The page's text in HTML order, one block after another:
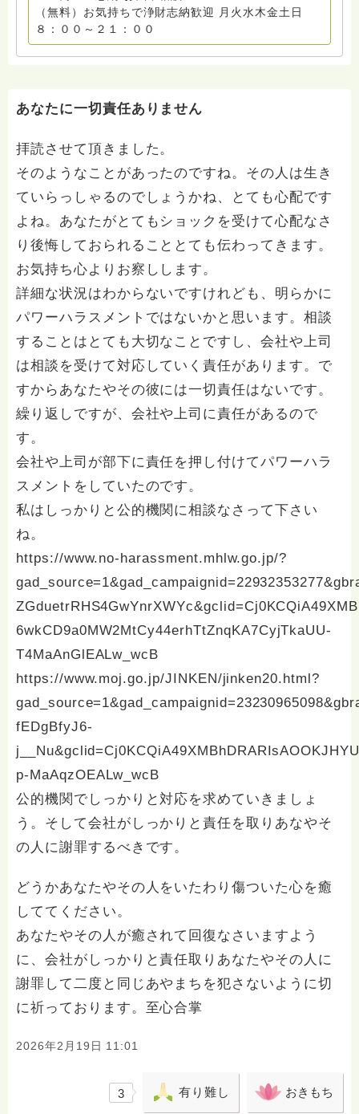
（無料）お気持ちで浄財志納歓迎 月火水木金土日
８：００～２１：００
あなたに一切責任ありません
拝読させて頂きました。
そのようなことがあったのですね。その人は生き
ていらっしゃるのでしょうかね、とても心配です
よね。あなたがとてもショックを受けて心配なさ
り後悔しておられることとても伝わってきます。
お気持ち心よりお察しします。
詳細な状況はわからないですけれども、明らかに
パワーハラスメントではないかと思います。相談
することはとても大切なことですし、会社や上司
は相談を受けて対応していく責任があります。で
すからあなたやその彼には一切責任はないです。
繰り返しですが、会社や上司に責任があるので
す。
会社や上司が部下に責任を押し付けてパワーハラ
スメントをしていたのです。
私はしっかりと公的機関に相談なさって下さい
ね。
https://www.no-harassment.mhlw.go.jp/?
6wkCD9a0MW2MtCy44erhTtZnqKA7CyjTkaUU-
T4MaAnGlEALw_wcB
https://www.moj.go.jp/JINKEN/jinken20.html?
fEDgBfyJ6-
p-MaAqzOEALw_wcB
公的機関でしっかりと対応を求めていきましょ
う。そして会社がしっかりと責任を取りあなやそ
の人に謝罪するべきです。
どうかあなたやその人をいたわり傷ついた心を癒
しててください。
あなたやその人が癒されて回復なさいますよう
に、会社がしっかりと責任取りあなたやその人に
謝罪して二度と同じあやまちを犯さないように切
に祈っております。至心合掌
2026年2月19日 11:01
3 有り難し おきもち